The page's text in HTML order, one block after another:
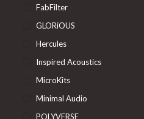
FabFilter
GLORiOUS
Hercules
Inspired Acoustics
MicroKits
Minimal Audio
POLYVERSE